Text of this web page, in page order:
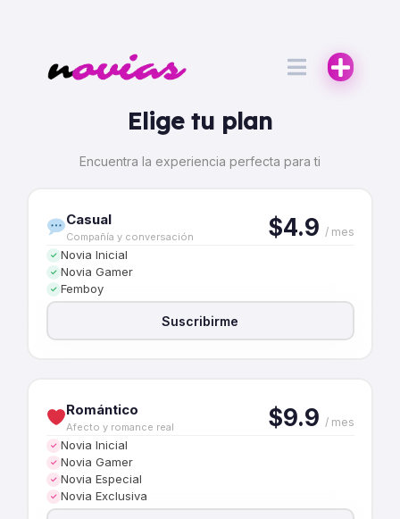
Elige tu plan
Encuentra la experiencia perfecta para ti
Casual
Compañía y conversación $4.9 / mes
✓ Novia Inicial
✓ Novia Gamer
✓ Femboy
Suscribirme
Romántico
Afecto y romance real $9.9 / mes
✓ Novia Inicial
✓ Novia Gamer
✓ Novia Especial
✓ Novia Exclusiva